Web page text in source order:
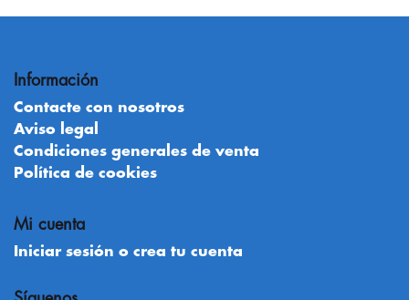
Información
Contacte con nosotros
Aviso legal
Condiciones generales de venta
Política de cookies
Mi cuenta
Iniciar sesión o crea tu cuenta